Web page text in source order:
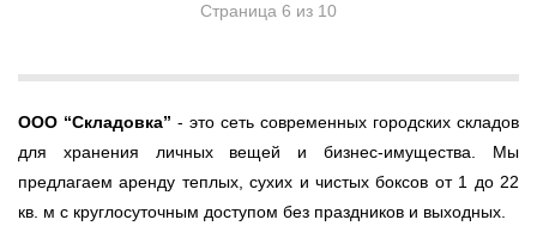
Страница 6 из 10
ООО “Складовка” - это сеть современных городских складов
для хранения личных вещей и бизнес-имущества. Мы
предлагаем аренду теплых, сухих и чистых боксов от 1 до 22
кв. м с круглосуточным доступом без праздников и выходных.